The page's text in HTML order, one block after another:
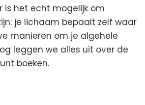
is het echt mogelijk om
je lichaam bepaalt zelf waar
manieren om je algehele
leggen we alles uit over de
boeken.